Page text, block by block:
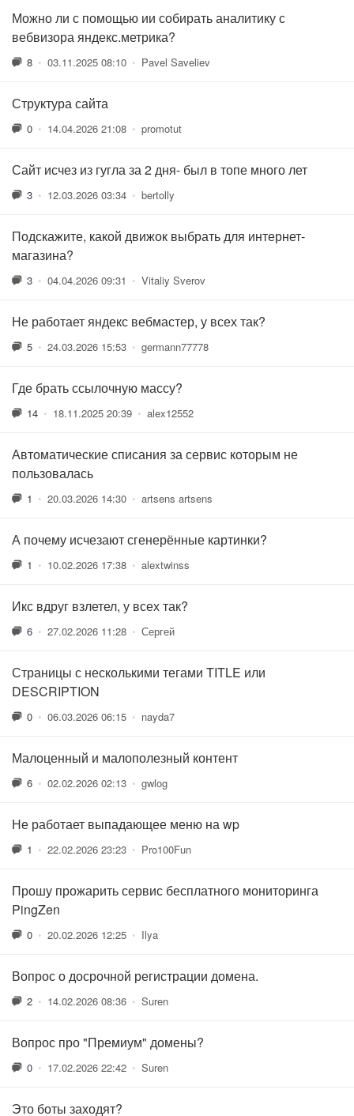
Можно ли с помощью ии собирать аналитику с
вебвизора яндекс.метрика?
8 • 03.11.2025 08:10 • Pavel Saveliev
Структура сайта
0 • 14.04.2026 21:08 • promotut
Сайт исчез из гугла за 2 дня- был в топе много лет
3 • 12.03.2026 03:34 • bertolly
Подскажите, какой движок выбрать для интернет-
магазина?
3 • 04.04.2026 09:31 • Vitaliy Sverov
Не работает яндекс вебмастер, у всех так?
5 • 24.03.2026 15:53 • germann77778
Где брать ссылочную массу?
14 • 18.11.2025 20:39 • alex12552
Автоматические списания за сервис которым не
пользовалась
1 • 20.03.2026 14:30 • artsens artsens
А почему исчезают сгенерённые картинки?
1 • 10.02.2026 17:38 • alextwinss
Икс вдруг взлетел, у всех так?
6 • 27.02.2026 11:28 • Сергей
Страницы с несколькими тегами TITLE или
DESCRIPTION
0 • 06.03.2026 06:15 • nayda7
Малоценный и малополезный контент
6 • 02.02.2026 02:13 • gwlog
Не работает выпадающее меню на wp
1 • 22.02.2026 23:23 • Pro100Fun
Прошу прожарить сервис бесплатного мониторинга
PingZen
0 • 20.02.2026 12:25 • Ilya
Вопрос о досрочной регистрации домена.
2 • 14.02.2026 08:36 • Suren
Вопрос про "Премиум" домены?
0 • 17.02.2026 22:42 • Suren
Это боты заходят?